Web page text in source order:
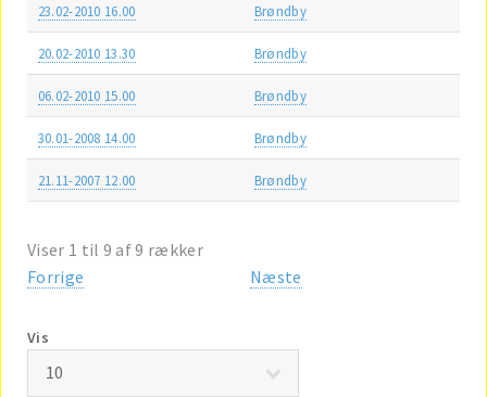
23.02-2010 16.00 Brøndby
20.02-2010 13.30 Brøndby
06.02-2010 15.00 Brøndby
30.01-2008 14.00 Brøndby
21.11-2007 12.00 Brøndby
Viser 1 til 9 af 9 rækker
Forrige
Næste
Vis